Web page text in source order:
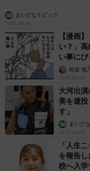
まいどなトピック
2026.08.06
【漫画
い？」
い事に
松波 穂
2026.08.06
大河出
美を連
す」
まいど
2026.08.06
「人生
を報告
校へ入学